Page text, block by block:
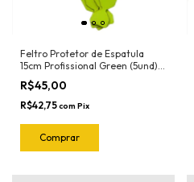
Feltro Protetor de Espatula
15cm Profissional Green (5und)
1022.G Joker
R$45,00
R$42,75com Pix